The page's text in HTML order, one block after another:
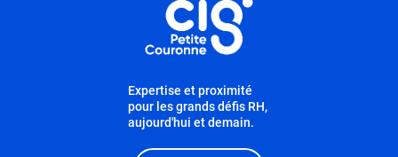
Expertise et proximité
pour les grands défis RH,
aujourd'hui et demain.